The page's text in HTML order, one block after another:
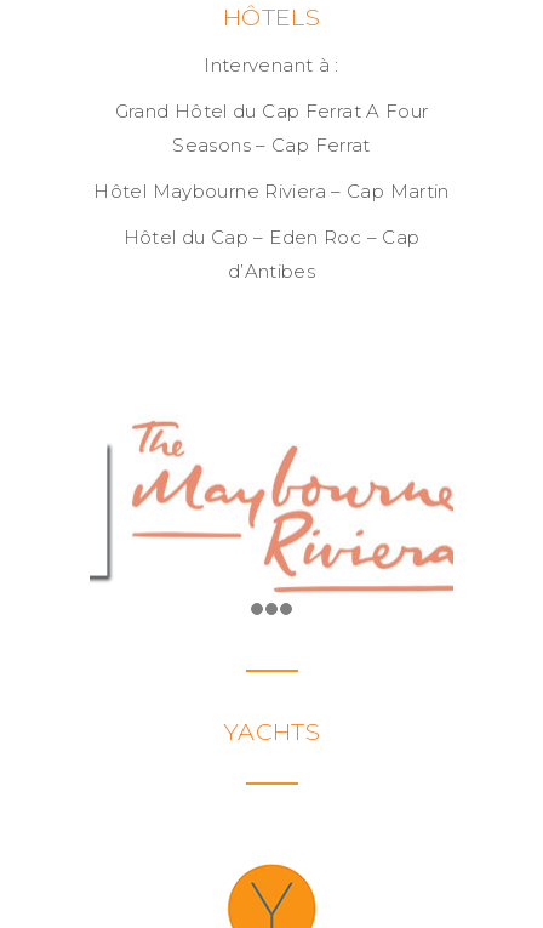
HÔTELS
Intervenant à :
Grand Hôtel du Cap Ferrat A Four
Seasons – Cap Ferrat
Hôtel Maybourne Riviera – Cap Martin
Hôtel du Cap – Eden Roc – Cap
d’Antibes
YACHTS